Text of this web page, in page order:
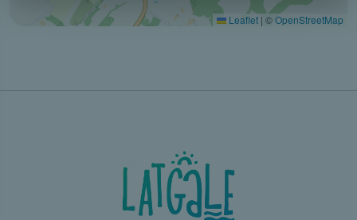
Leaflet | ©OpenStreetMap